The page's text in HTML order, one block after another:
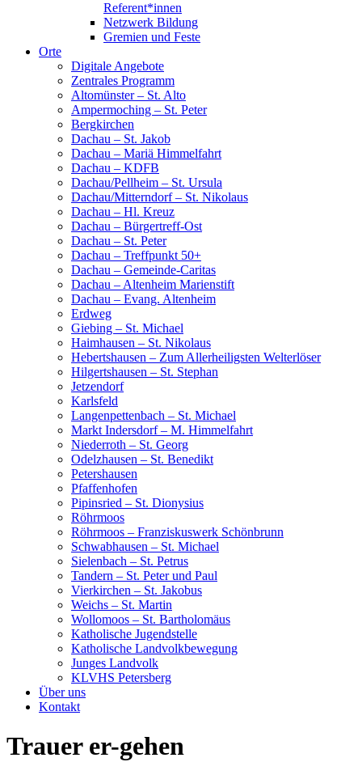
Referent*innen
Netzwerk Bildung
Gremien und Feste
Orte
Digitale Angebote
Zentrales Programm
Altomünster – St. Alto
Ampermoching – St. Peter
Bergkirchen
Dachau – St. Jakob
Dachau – Mariä Himmelfahrt
Dachau – KDFB
Dachau/Pellheim – St. Ursula
Dachau/Mitterndorf – St. Nikolaus
Dachau – Hl. Kreuz
Dachau – Bürgertreff-Ost
Dachau – St. Peter
Dachau – Treffpunkt 50+
Dachau – Gemeinde-Caritas
Dachau – Altenheim Marienstift
Dachau – Evang. Altenheim
Erdweg
Giebing – St. Michael
Haimhausen – St. Nikolaus
Hebertshausen – Zum Allerheiligsten Welterlöser
Hilgertshausen – St. Stephan
Jetzendorf
Karlsfeld
Langenpettenbach – St. Michael
Markt Indersdorf – M. Himmelfahrt
Niederroth – St. Georg
Odelzhausen – St. Benedikt
Petershausen
Pfaffenhofen
Pipinsried – St. Dionysius
Röhrmoos
Röhrmoos – Franziskuswerk Schönbrunn
Schwabhausen – St. Michael
Sielenbach – St. Petrus
Tandern – St. Peter und Paul
Vierkirchen – St. Jakobus
Weichs – St. Martin
Wollomoos – St. Bartholomäus
Katholische Jugendstelle
Katholische Landvolkbewegung
Junges Landvolk
KLVHS Petersberg
Über uns
Kontakt
Trauer er-gehen